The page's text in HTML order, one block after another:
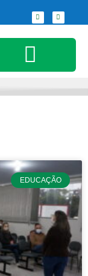
EDUCAÇÃO